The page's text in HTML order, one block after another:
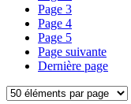
Page 3
Page 4
Page 5
Page suivante
Dernière page